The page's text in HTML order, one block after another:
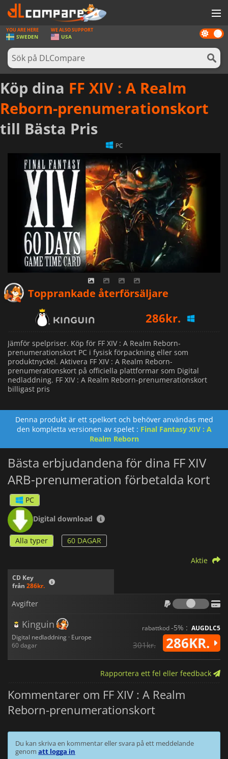
SPEL
SPELKORT
PROGRAMVARA
REWARDS
HÅRDVARA
NYHETER
Dark
mode
YOU ARE HERE
SWEDEN
WE ALSO SUPPORT
USA
Köp dina FF XIV : A Realm
Reborn-prenumerationskort
till Bästa Pris
PC
Topprankade återförsäljare
286kr.
Jämför spelpriser. Köp för FF XIV : A Realm Reborn-
prenumerationskort PC i fysisk förpackning eller som
produktnyckel. Aktivera FF XIV : A Realm Reborn-
prenumerationskort på officiella plattformar som Digital
nedladdning. FF XIV : A Realm Reborn-prenumerationskort
billigast pris
Denna produkt är ett spelkort och behöver användas med
den kompletta versionen av spelet : Final Fantasy XIV : A
Realm Reborn
Bästa erbjudandena för dina FF XIV
ARB-prenumeration förbetalda kort
PC
Digital download
Alla typer 60 DAGAR
CD Key
från 286kr.
Aktie
Avgifter
Kinguin
Digital nedladdning · Europe
60 dagar
rabattkod-5% : AUGDLC5
301kr. 286KR.
Rapportera ett fel eller feedback
Kommentarer om FF XIV : A Realm
Reborn-prenumerationskort
Du kan skriva en kommentar eller svara på ett meddelande
genom att logga in